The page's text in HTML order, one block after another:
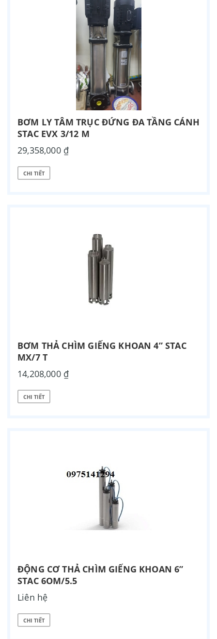
BƠM LY TÂM TRỤC ĐỨNG ĐA TẦNG CÁNH
STAC EVX 3/12 M
29,358,000 ₫
CHI TIẾT
BƠM THẢ CHÌM GIẾNG KHOAN 4” STAC
MX/7 T
14,208,000 ₫
CHI TIẾT
ĐỘNG CƠ THẢ CHÌM GIẾNG KHOAN 6”
STAC 6OM/5.5
Liên hệ
CHI TIẾT